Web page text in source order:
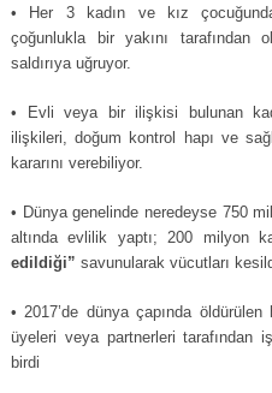
• Her 3 kadın ve kız
çoğunlukla bir yakını
saldırıya uğruyor.
• Evli veya bir ilişkisi bulunan
ilişkileri, doğum kontrol hapı ve
kararını verebiliyor.
• Dünya genelinde neredeyse 750
altında evlilik yaptı; 200 milyon
edildiği” savunularak vücutları
• 2017’de dünya çapında
üyeleri veya partnerleri tarafından
birdi